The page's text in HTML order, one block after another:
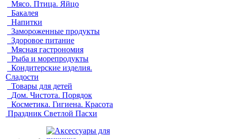
Мясо. Птица. Яйцо
Бакалея
Напитки
Замороженные продукты
Здоровое питание
Мясная гастрономия
Рыба и морепродукты
Кондитерские изделия.
Сладости
Товары для детей
Дом. Чистота. Порядок
Косметика. Гигиена. Красота
Праздник Светлой Пасхи